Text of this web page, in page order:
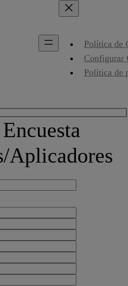
Política de
Configurar
Política de
Aplicadores